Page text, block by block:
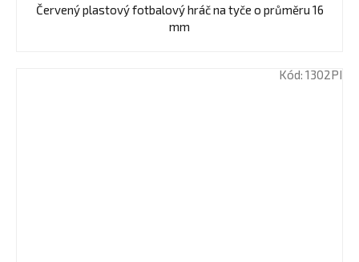
zČervený plastový fotbalový hráč na tyče o průměru 16
mm
Kód: 1302PI